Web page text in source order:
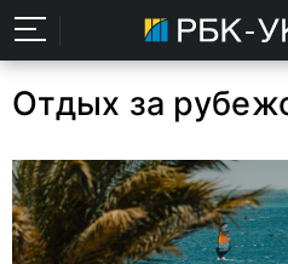
Отдых за